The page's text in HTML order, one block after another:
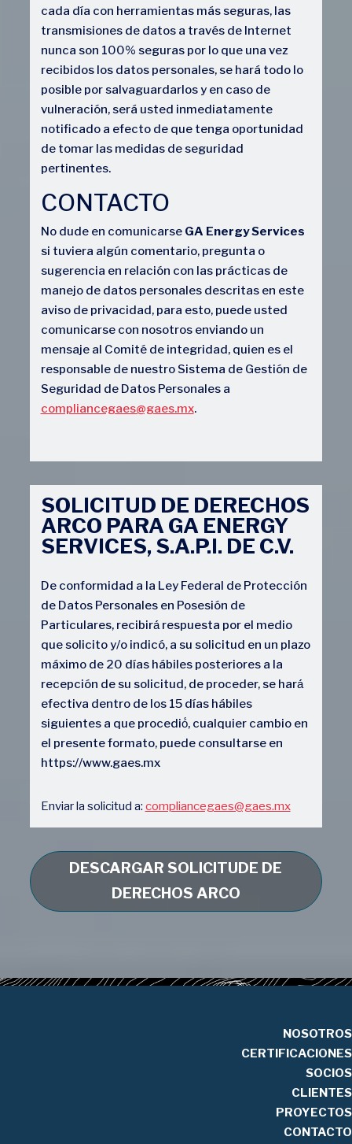
cada día con herramientas más seguras, las
transmisiones de datos a través de Internet
nunca son 100% seguras por lo que una vez
recibidos los datos personales, se hará todo lo
posible por salvaguardarlos y en caso de
vulneración, será usted inmediatamente
notificado a efecto de que tenga oportunidad
de tomar las medidas de seguridad
pertinentes.
CONTACTO
No dude en comunicarse GA Energy Services
si tuviera algún comentario, pregunta o
sugerencia en relación con las prácticas de
manejo de datos personales descritas en este
aviso de privacidad, para esto, puede usted
comunicarse con nosotros enviando un
mensaje al Comité de integridad, quien es el
responsable de nuestro Sistema de Gestión de
Seguridad de Datos Personales a
compliancegaes@gaes.mx.
SOLICITUD DE DERECHOS
ARCO PARA GA ENERGY
SERVICES, S.A.P.I. DE C.V.
De conformidad a la Ley Federal de Protección
de Datos Personales en Posesión de
Particulares, recibirá́ respuesta por el medio
que solicito y/o indicó, a su solicitud en un plazo
máximo de 20 días hábiles posteriores a la
recepción de su solicitud, de proceder, se hará́
efectiva dentro de los 15 días hábiles
siguientes a que procedió́, cualquier cambio en
el presente formato, puede consultarse en
https://www.gaes.mx
Enviar la solicitud a: compliancegaes@gaes.mx
DESCARGAR SOLICITUDE DE
DERECHOS ARCO
NOSOTROS
CERTIFICACIONES
SOCIOS
CLIENTES
PROYECTOS
CONTACTO